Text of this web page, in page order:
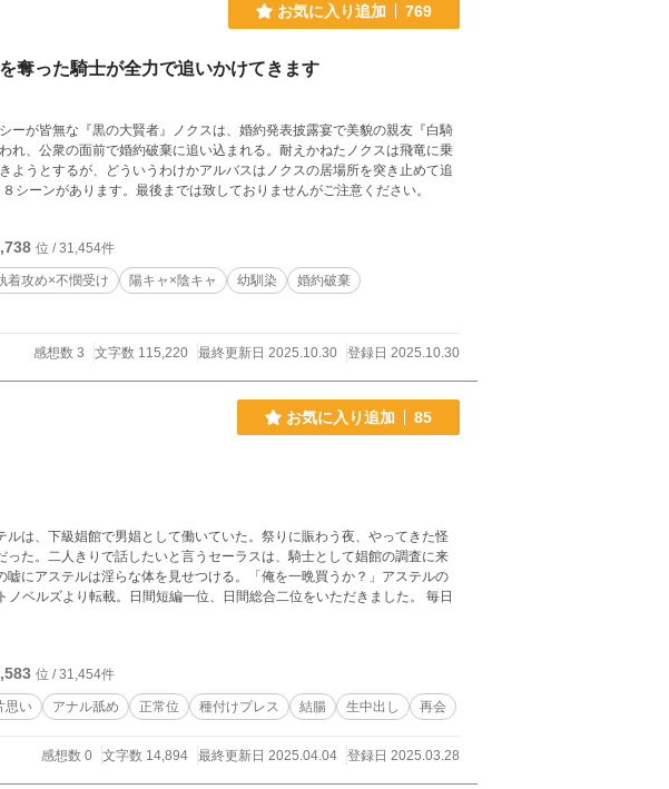
お気に入り追加 769
奪った騎士が全力で追いかけてきます
ーが皆無な『黒の大賢者』ノクスは、婚約発表披露宴で美貌の親友『白騎
れ、公衆の面前で婚約破棄に追い込まれる。耐えかねたノクスは飛竜に乗
ようとするが、どういうわけかアルバスはノクスの居場所を突き止めて追
なＲ１８シーンがあります。最後までは致しておりませんがご注意ください。
位 / 31,454件
着攻め×不憫受け 陽キャ×陰キャ 幼馴染
婚約破棄
感想数 3 文字数 115,220 最終更新日 2025.10.30 登録日 2025.10.30
お気に入り追加 85
は、下級娼館で男娼として働いていた。祭りに賑わう夜、やってきた怪
た。二人きりで話したいと言うセーラスは、騎士として娼館の調査に来
にアステルは淫らな体を見せつける。「俺を一晩買うか？」アステルの
位 / 31,454件
思い アナル舐め 正常位 種付けプレス 結腸 生中出し 再会
感想数 0 文字数 14,894 最終更新日 2025.04.04 登録日 2025.03.28